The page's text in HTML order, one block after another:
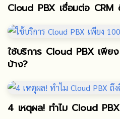
Cloud PBX เชื่อมต่อ CRM
ใช้บริการ Cloud PBX เพีย
บ้าง?
4 เหตุผล! ทำไม Cloud